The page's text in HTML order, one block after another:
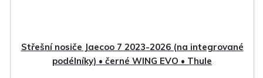
Střešní nosiče Jaecoo 7 2023-2026 (na integrované
podélníky) • černé WING EVO • Thule